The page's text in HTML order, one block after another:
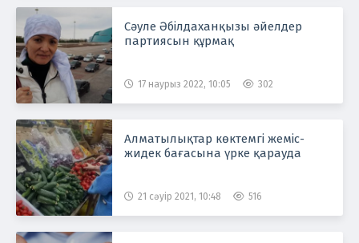
Сәуле Әбілдаханқызы әйелдер
партиясын құрмақ
17 наурыз 2022, 10:05 302
Алматылықтар көктемгі жеміс-
жидек бағасына үрке қарауда
21 сәуір 2021, 10:48 516